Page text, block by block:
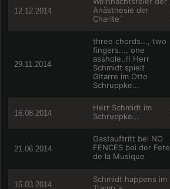
12.12.2014
Anästhesie der
Charite´
29.11.2014
three chords..., two
fingers..., one
asshole..!! Herr
Schmidt spielt
Gitarre im Otto
Schruppke...
16.08.2014
Herr Schmidt im
Schruppke...
21.06.2014
Gastauftritt bei NO
FENCES bei der Fete
de la Musique
15.03.2014
Schmidt happens im